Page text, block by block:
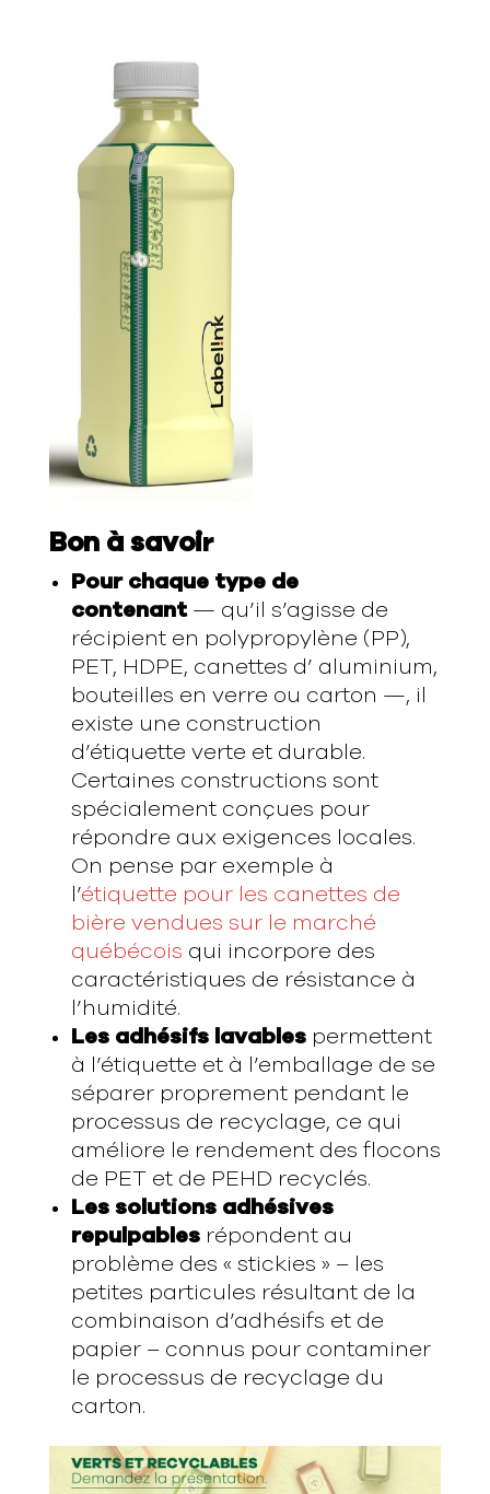
Bon à savoir
Pour chaque type de
contenant — qu’il s’agisse de
récipient en polypropylène (PP),
PET, HDPE, canettes d’ aluminium,
bouteilles en verre ou carton —, il
existe une construction
d’étiquette verte et durable.
Certaines constructions sont
spécialement conçues pour
répondre aux exigences locales.
On pense par exemple à
l’étiquette pour les canettes de
bière vendues sur le marché
québécois qui incorpore des
caractéristiques de résistance à
l’humidité.
Les adhésifs lavablespermettent
à l’étiquette et à l’emballage de se
séparer proprement pendant le
processus de recyclage, ce qui
améliore le rendement des flocons
de PET et de PEHD recyclés.
Les solutions adhésives
repulpablesrépondent au
problème des « stickies » – les
petites particules résultant de la
combinaison d’adhésifs et de
papier – connus pour contaminer
le processus de recyclage du
carton.